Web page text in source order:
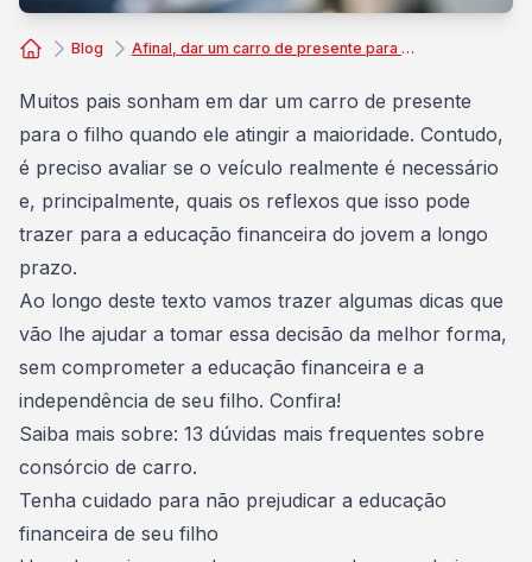
Blog Afinal, dar um carro de presente para o filho é uma boa ou má ideia?
Muitos pais sonham em dar um carro de presente
para o filho quando ele atingir a maioridade. Contudo,
é preciso avaliar se o veículo realmente é necessário
e, principalmente, quais os reflexos que isso pode
trazer para a educação financeira do jovem a longo
prazo.
Ao longo deste texto vamos trazer algumas dicas que
vão lhe ajudar a tomar essa decisão da melhor forma,
sem comprometer a educação financeira e a
independência de seu filho. Confira!
Saiba mais sobre: 13 dúvidas mais frequentes sobre
consórcio de carro.
Tenha cuidado para não prejudicar a educação
financeira de seu filho